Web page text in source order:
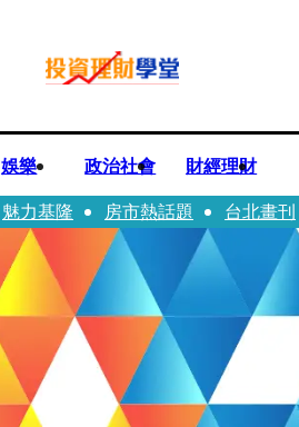
娛樂 政治社會 財經理財
魅力基隆 房市熱話題 台北畫刊